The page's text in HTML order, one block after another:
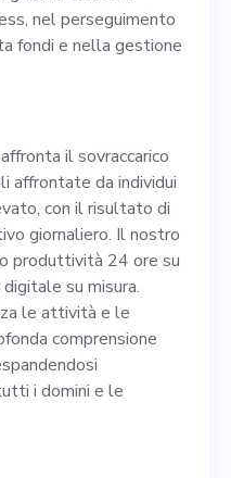
nel
la
con
in
e privacy e
Insieme a
nel
nel perseguimento
fondi e nella gestione
il sovraccarico
affrontate da individui
con il risultato di
giornaliero. Il nostro
produttività 24 ore su
su misura.
le attività e le
comprensione
i domini e le